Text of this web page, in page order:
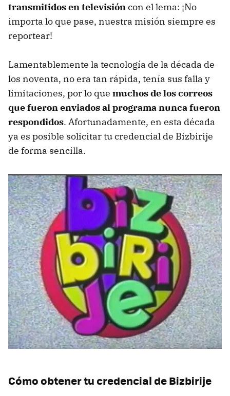
transmitidos en televisióncon el lema: ¡No
importa lo que pase, nuestra misión siempre es
reportear!
Lamentablemente la tecnología de la década de
los noventa, no era tan rápida, tenía sus falla y
limitaciones, por lo que muchos de los correos
que fueron enviados al programa nunca fueron
respondidos. Afortunadamente, en esta década
ya es posible solicitar tu credencial de Bizbirije
de forma sencilla.
Cómo obtener tu credencial de Bizbirije